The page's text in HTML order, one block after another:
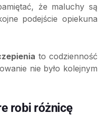
że maluchy są
podejście opiekuna
to codzienność
nie było kolejnym
robi różnicę